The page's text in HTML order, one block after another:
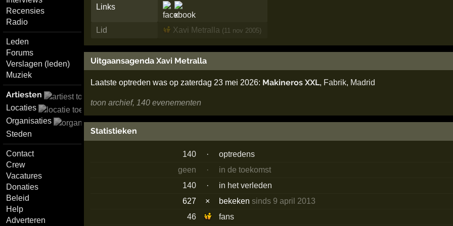
Recensies
Radio
Leden
Forums
Verslagen (leden)
Muziek
Artiesten
Locaties
Organisaties
Steden
Contact
Crew
Vacatures
Donaties
Beleid
Help
Adverteren
Links
Lid Xavi Metralla (11 nov 2005)
Uitgaansagenda Xavi Metralla
Laatste optreden was op zaterdag 23 mei 2026: Makineros XXL, Fabrik, Madrid
toon archief, 140 evenementen
Statistieken
140 ·
optredens
geen
·
in de toekomst
140
·
in het verleden
627
× bekekensinds 9 april 2013
46
fans